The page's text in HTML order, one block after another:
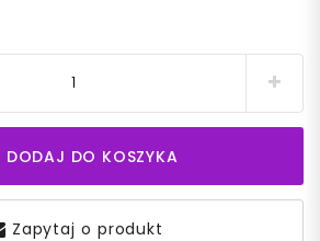
DODAJ DO KOSZYKA
Zapytaj o produkt